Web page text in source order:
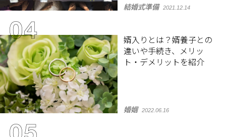
結婚式準備 2021.12.14
婿入りとは？婿養子との
違いや手続き、メリッ
ト・デメリットを紹介
婚姻 2022.06.16